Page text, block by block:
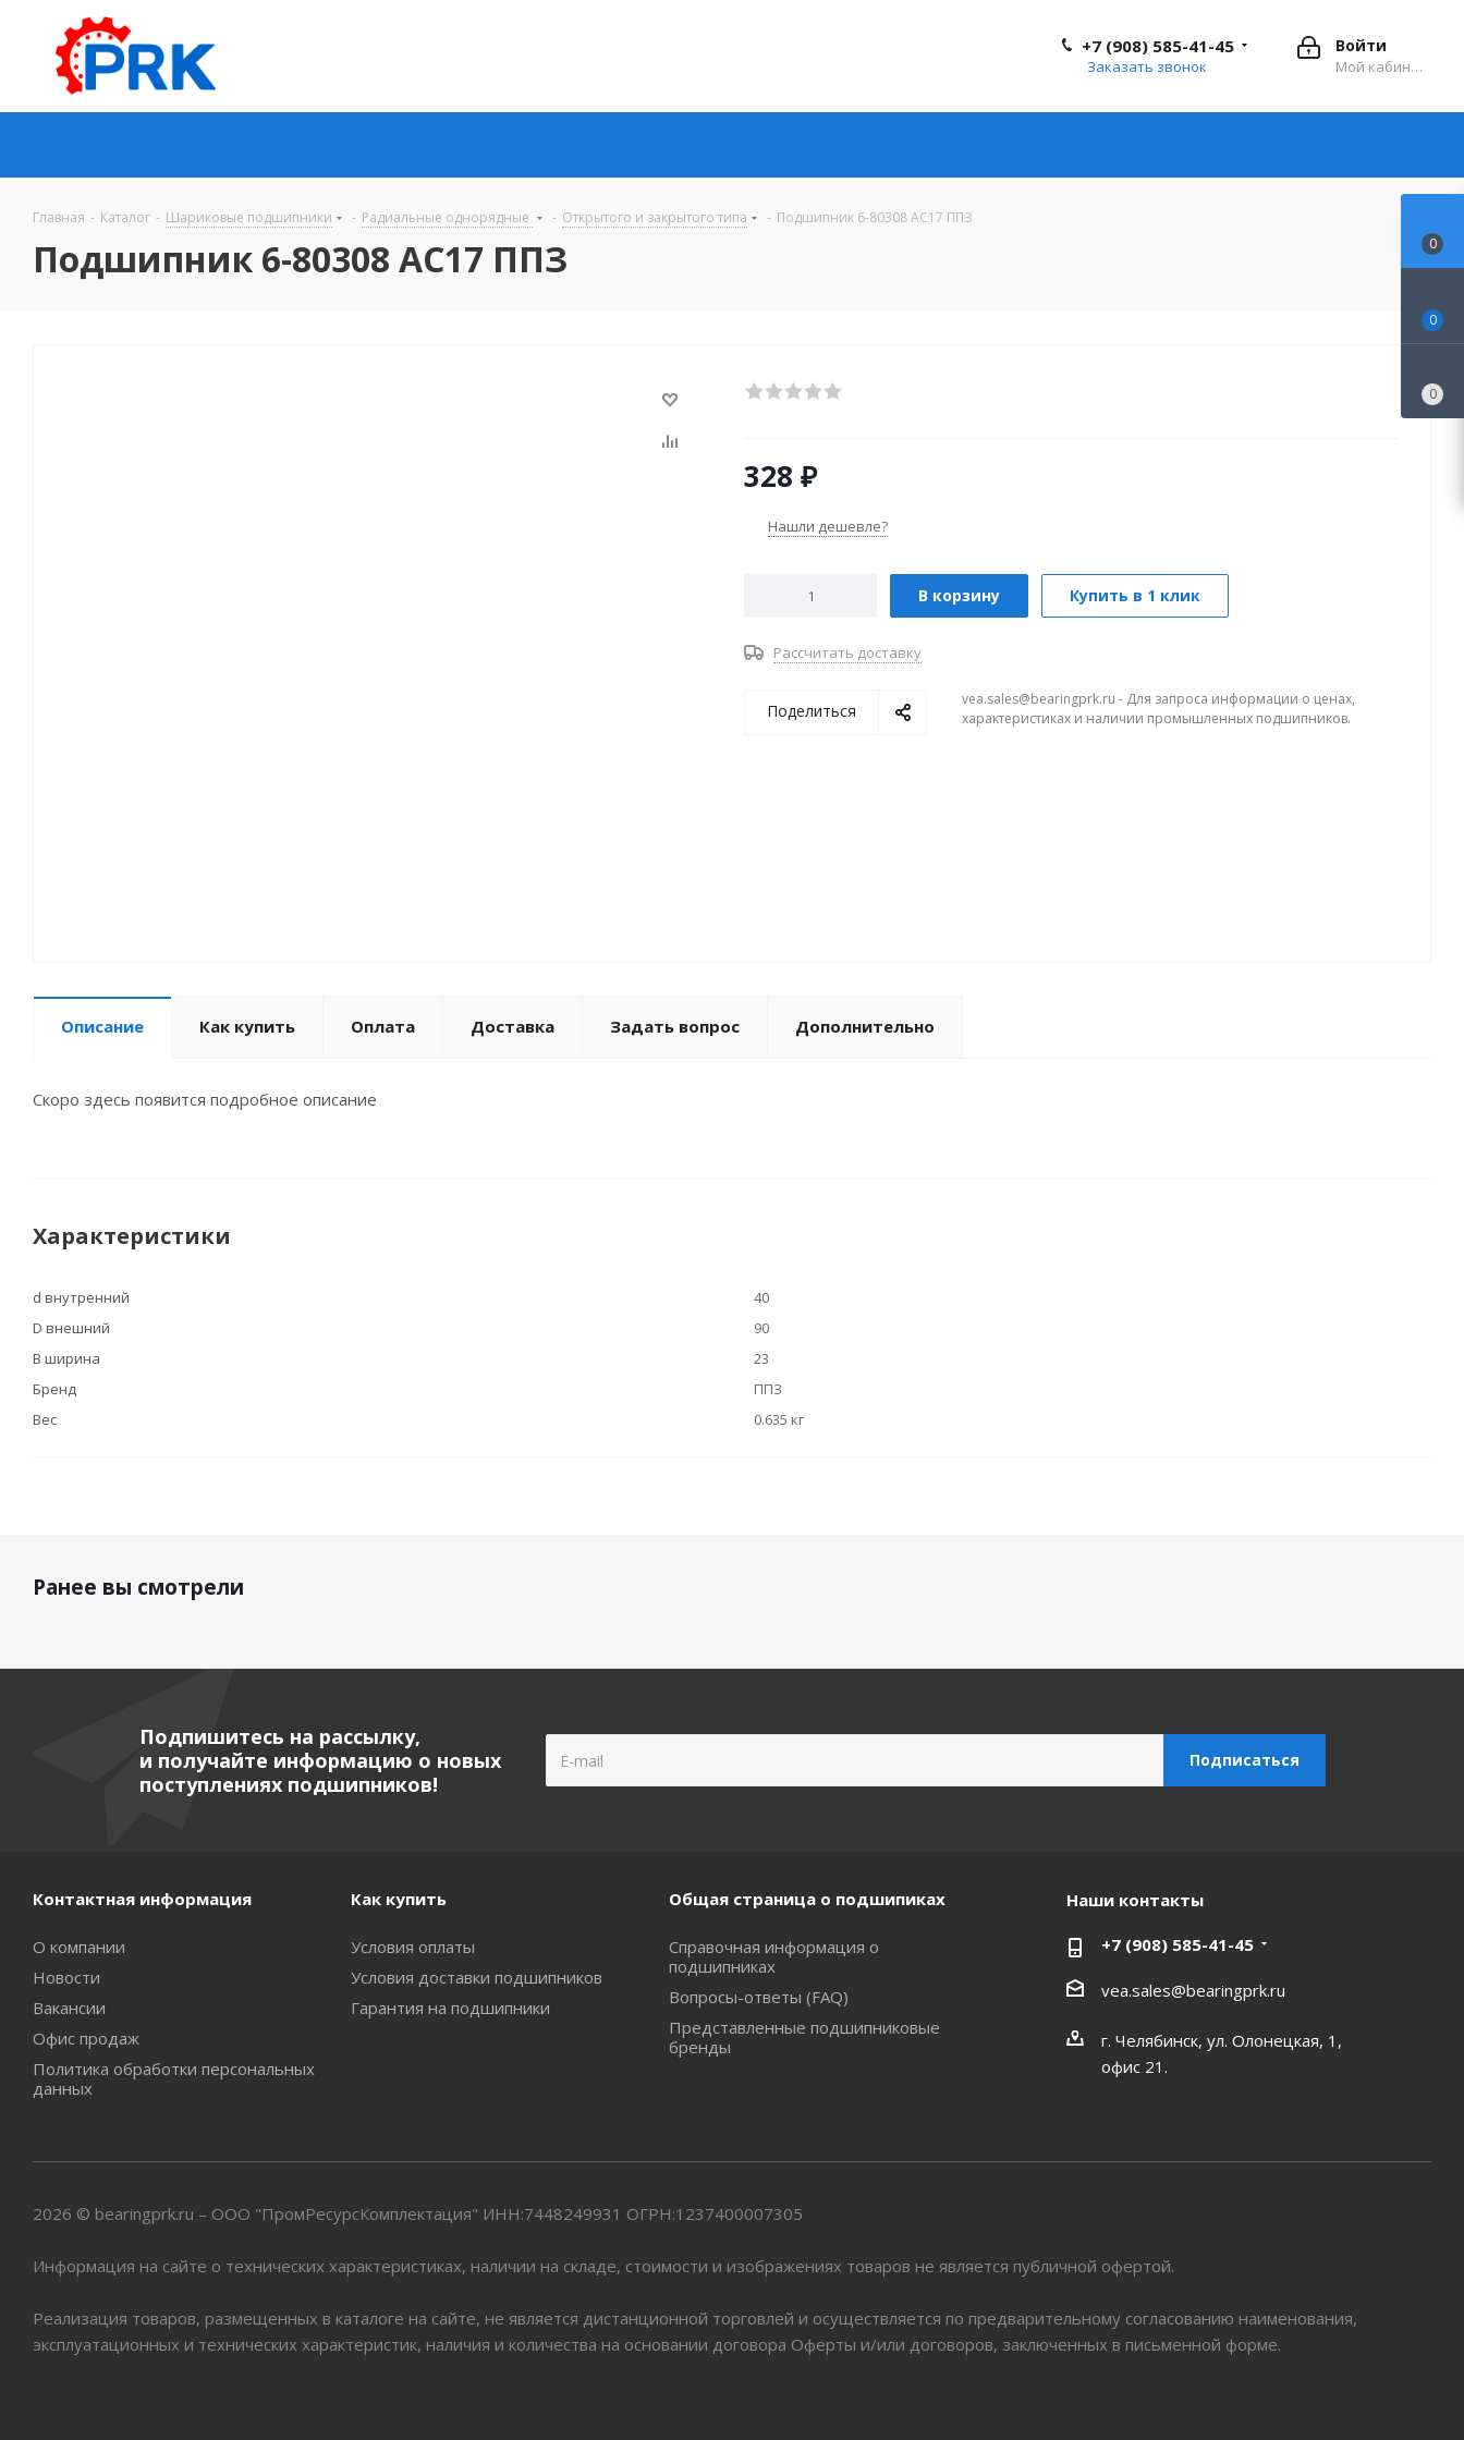
Войти
Мой кабинет
+7 (908) 585-41-45
Заказать звонок
Главная - Каталог - Шариковые подшипники - Радиальные однорядные - Открытого и закрытого типа - Подшипник 6-80308 AC17 ППЗ
Подшипник 6-80308 AC17 ППЗ
328 ₽
Нашли дешевле?
В корзину Купить в 1 клик
Рассчитать доставку
Поделиться
vea.sales@bearingprk.ru - Для запроса информации о ценах,
характеристиках и наличии промышленных подшипников.
Описание Как купить Оплата Доставка Задать вопрос Дополнительно
Скоро здесь появится подробное описание
Характеристики
d внутренний
40
D внешний
90
B ширина
23
Бренд
ППЗ
Вес
0.635 кг
Ранее вы смотрели
Подпишитесь на рассылку,
и получайте информацию о новых
поступлениях подшипников!
Контактная информация
О компании
Новости
Вакансии
Офис продаж
Политика обработки персональных
данных
Как купить
Условия оплаты
Условия доставки подшипников
Гарантия на подшипники
Общая страница о подшипиках
Справочная информация о
подшипниках
Вопросы-ответы (FAQ)
Представленные подшипниковые
бренды
Наши контакты
+7 (908) 585-41-45
vea.sales@bearingprk.ru
г. Челябинск, ул. Олонецкая, 1,
офис 21.
2026 © bearingprk.ru – ООО "ПромРесурсКомплектация" ИНН:7448249931 ОГРН:1237400007305
Информация на сайте о технических характеристиках, наличии на складе, стоимости и изображениях товаров не является публичной офертой.
Реализация товаров, размещенных в каталоге на сайте, не является дистанционной торговлей и осуществляется по предварительному согласованию наименования,
эксплуатационных и технических характеристик, наличия и количества на основании договора Оферты и/или договоров, заключенных в письменной форме.
0
0
0